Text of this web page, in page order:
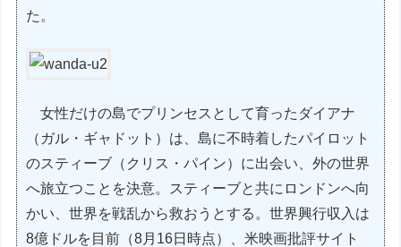
た。
女性だけの島でプリンセスとして育ったダイアナ
（ガル・ギャドット）は、島に不時着したパイロット
のスティーブ（クリス・パイン）に出会い、外の世界
へ旅立つことを決意。スティーブと共にロンドンへ向
かい、世界を戦乱から救おうとする。世界興行収入は
8億ドルを目前（8月16日時点）、米映画批評サイト